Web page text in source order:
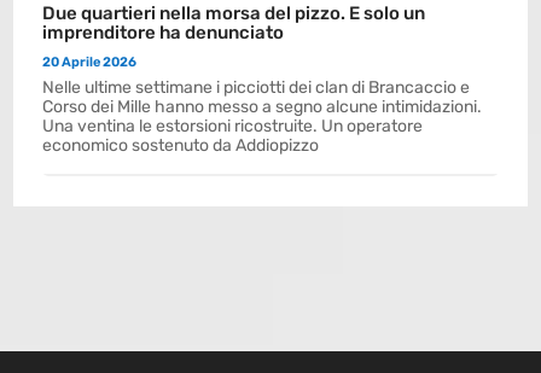
Due quartieri nella morsa del pizzo. E solo un
imprenditore ha denunciato
20 Aprile 2026
Nelle ultime settimane i picciotti dei clan di Brancaccio e
Corso dei Mille hanno messo a segno alcune intimidazioni.
Una ventina le estorsioni ricostruite. Un operatore
economico sostenuto da Addiopizzo